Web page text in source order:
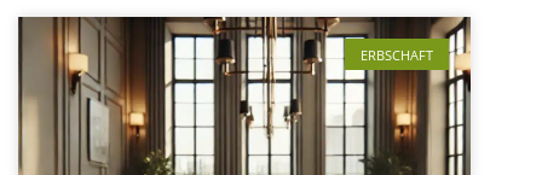
ERBSCHAFT